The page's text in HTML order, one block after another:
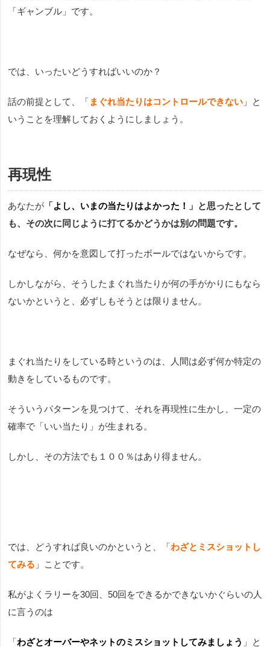
「ギャンブル」です。
では、いったいどうすればいいのか？
話の前提として、「 まぐれ当たりはコントロールできない 」と
いうことを理解しておくようにしましょう。
再現性
あなたが 「よし、いまの当たりはよかった！
」と思ったとして
も、その次に同じように打てるかどうかは別の問題です。
なぜなら、何かを意図して打ったボールではないからです。
しかしながら、そうしたまぐれ当たりが何の手がかりにもなら
ないかというと、必ずしもそうとは限りません。
まぐれ当たりをしている時というのは、人間は必ず何か特定の
動きをしているものです。
そういうパターンを見つけて、それを再現性に生かし、一定の
確率で「いい当たり」が生まれる。
しかし、その方法でも１００％はあり得ません。
では、どうすれば良いのかというと、「わざとミスショットし
てみる 」ことです。
私がよくラリーを30回、50回をできるかできないかぐらいの人
に言うのは
「わざとオーバーやネットのミスショットしてみましょう 」と